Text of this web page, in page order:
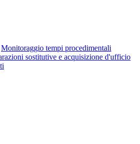
Monitoraggio tempi procedimentali
sostitutive e acquisizione d'ufficio